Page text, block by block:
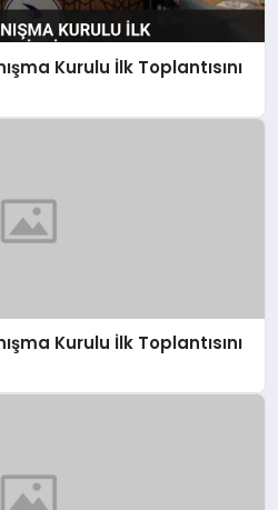
Kurulu İlk Toplantısını
Kurulu İlk Toplantısını